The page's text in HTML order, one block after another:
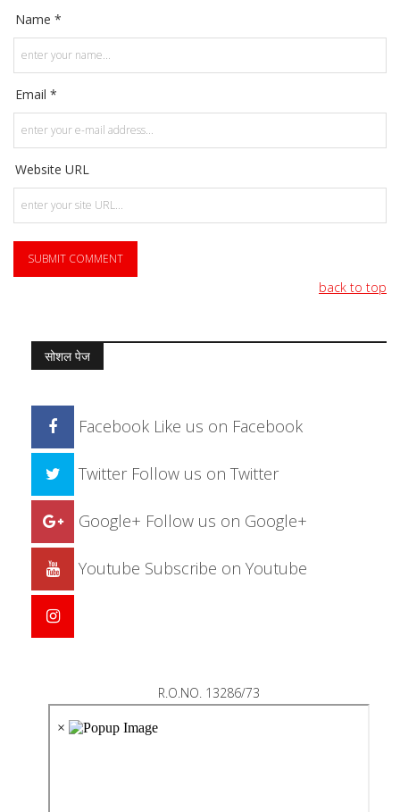
Name *
Email *
Website URL
back to top
सोशल पेज
Facebook Like us on Facebook
Twitter Follow us on Twitter
Google+ Follow us on Google+
Youtube Subscribe on Youtube
R.O.NO. 13286/73